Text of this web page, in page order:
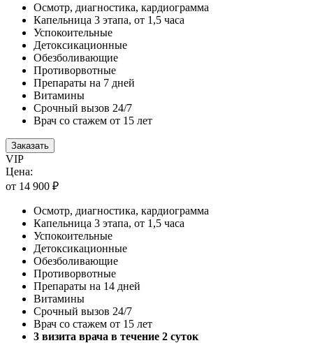
Осмотр, диагностика, кардиограмма
Капельница 3 этапа, от 1,5 часа
Успокоительные
Детоксикационные
Обезболивающие
Противорвотные
Препараты на 7 дней
Витамины
Срочный вызов 24/7
Врач со стажем от 15 лет
Заказать
VIP
Цена:
от 14 900 ₽
Осмотр, диагностика, кардиограмма
Капельница 3 этапа, от 1,5 часа
Успокоительные
Детоксикационные
Обезболивающие
Противорвотные
Препараты на 14 дней
Витамины
Срочный вызов 24/7
Врач со стажем от 15 лет
3 визита врача в течение 2 суток